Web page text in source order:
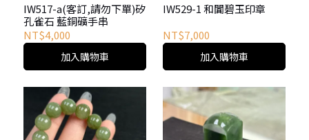
IW517-a(客訂,請勿下單)矽
孔雀石 藍銅礦手串
NT$4,000
加入購物車
IW529-1 和闐碧玉印章
NT$7,000
加入購物車